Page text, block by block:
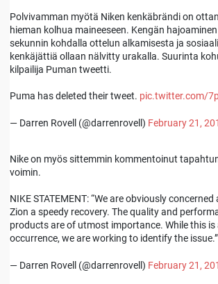
Polvivamman myötä Niken kenkäbrändi on
hieman kolhua maineeseen. Kengän
sekunnin kohdalla ottelun alkamisesta ja
kenkäjättiä ollaan nälvitty urakalla. Suurinta
kilpailija Puman tweetti.
Puma has deleted their tweet. pic.twitter.com/
— Darren Rovell (@darrenrovell) February 21,
Nike on myös sittemmin kommentoinut
voimin.
NIKE STATEMENT: “We are obviously
Zion a speedy recovery. The quality and
products are of utmost importance. While this is
occurrence, we are working to identify the issue.”
— Darren Rovell (@darrenrovell) February 21,